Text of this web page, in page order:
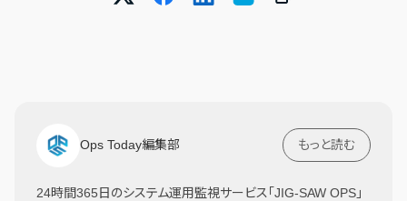
Ops Today編集部 もっと読む
24時間365日のシステム運用監視サービス「JIG-SAW OPS」